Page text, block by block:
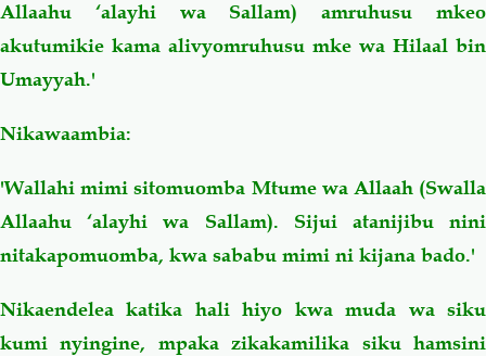
Allaahu ‘alayhi wa Sallam) amruhusu mkeo
akutumikie kama alivyomruhusu mke wa Hilaal bin
Umayyah.'
Nikawaambia:
'Wallahi mimi sitomuomba Mtume wa Allaah (Swalla
Allaahu ‘alayhi wa Sallam). Sijui atanijibu nini
nitakapomuomba, kwa sababu mimi ni kijana bado.'
Nikaendelea katika hali hiyo kwa muda wa siku
kumi nyingine, mpaka zikakamilika siku hamsini